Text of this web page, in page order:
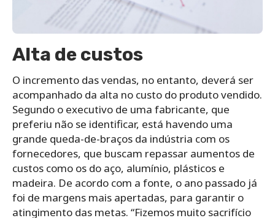
Alta de custos
O incremento das vendas, no entanto, deverá ser
acompanhado da alta no custo do produto vendido.
Segundo o executivo de uma fabricante, que
preferiu não se identificar, está havendo uma
grande queda-de-braços da indústria com os
fornecedores, que buscam repassar aumentos de
custos como os do aço, alumínio, plásticos e
madeira. De acordo com a fonte, o ano passado já
foi de margens mais apertadas, para garantir o
atingimento das metas. “Fizemos muito sacrifício